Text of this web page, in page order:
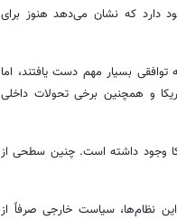
که نشان می‌دهد هنوز برای
در سال ۲۰۱۵ و در قالب برجام به توافقی بسیار مهم دست یافتند، اما
و همچنین برخی تحولات داخلی
میان ایران و آمریکا وجود داشته است. چنین سطحی از
نظام‌ها، سیاست خارجی صرفاً از